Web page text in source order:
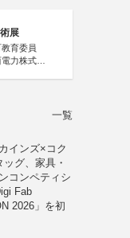
展
育委員
力株式会
一覧
インズ×コク
グ、家具・
コンペティシ
Fab
2026」を初